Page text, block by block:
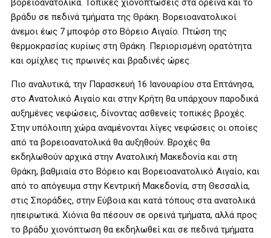
βορειοανατολικά. Τοπικές χιονοπτώσεις στα ορεινά και το
βράδυ σε πεδινά τμήματα της Θράκη. Βορειοανατολικοί
άνεμοι έως 7 μποφόρ στο Βόρειο Αιγαίο. Πτώση της
θερμοκρασίας κυρίως στη Θράκη. Περιορισμένη ορατότητα
και ομίχλες τις πρωινές και βραδινές ώρες.
Πιο αναλυτικά, την Παρασκευή 16 Ιανουαρίου στα Επτάνησα,
στο Ανατολικό Αιγαίο και στην Κρήτη θα υπάρχουν παροδικά
αυξημένες νεφώσεις, δίνοντας ασθενείς τοπικές βροχές.
Στην υπόλοιπη χώρα αναμένονται λίγες νεφώσεις οι οποίες
από τα βορειοανατολικά θα αυξηθούν. Βροχές θα
εκδηλωθούν αρχικά στην Ανατολική Μακεδονία και στη
Θράκη, βαθμιαία στο Βόρειο και Βορειοανατολικό Αιγαίο, και
από το απόγευμα στην Κεντρική Μακεδονία, στη Θεσσαλία,
στις Σποράδες, στην Εύβοια και κατά τόπους στα ανατολικά
ηπειρωτικά. Χιόνια θα πέσουν σε ορεινά τμήματα, αλλά προς
το βράδυ χιονόπτωση θα εκδηλωθεί και σε πεδινά τμήματα